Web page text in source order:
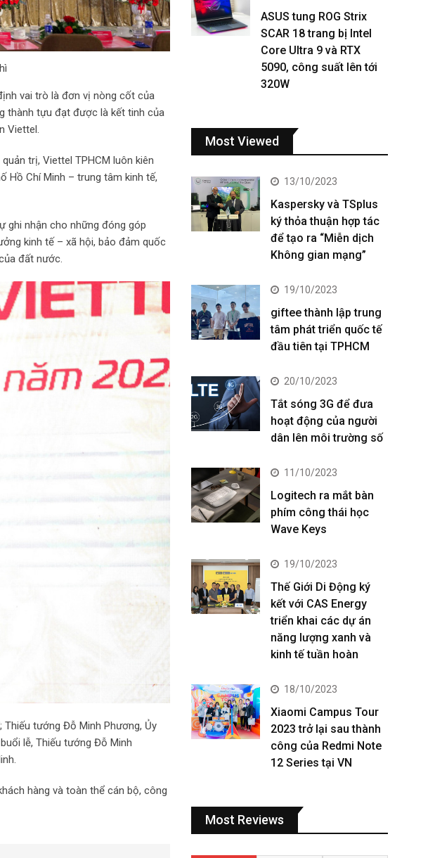
vai trò là đơn vị nòng cốt của
thành tựu đạt được là kết tinh của
Viettel.
trị, Viettel TPHCM luôn kiên
Hồ Chí Minh – trung tâm kinh tế,
ghi nhận cho những đóng góp
kinh tế – xã hội, bảo đảm quốc
đất nước.
Thiếu tướng Đỗ Minh Phương, Ủy
lễ, Thiếu tướng Đỗ Minh
hàng và toàn thể cán bộ, công
ASUS tung ROG Strix
SCAR 18 trang bị Intel
Core Ultra 9 và RTX
5090, công suất lên tới
320W
Most Viewed
13/10/2023
Kaspersky và TSplus
ký thỏa thuận hợp tác
để tạo ra “Miễn dịch
Không gian mạng”
19/10/2023
giftee thành lập trung
tâm phát triển quốc tế
đầu tiên tại TPHCM
20/10/2023
Tắt sóng 3G để đưa
hoạt động của người
dân lên môi trường số
11/10/2023
Logitech ra mắt bàn
phím công thái học
Wave Keys
19/10/2023
Thế Giới Di Động ký
kết với CAS Energy
triển khai các dự án
năng lượng xanh và
kinh tế tuần hoàn
18/10/2023
Xiaomi Campus Tour
2023 trở lại sau thành
công của Redmi Note
12 Series tại VN
Most Reviews